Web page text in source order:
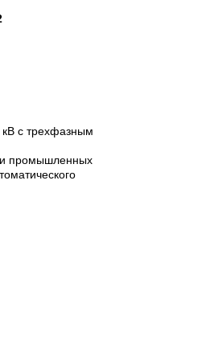
кВ с трехфазным
и промышленных